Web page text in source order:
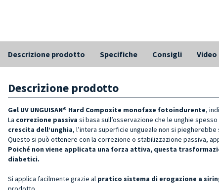
Descrizione prodotto Specifiche Consigli Video
Descrizione prodotto
Gel UV UNGUISAN® Hard Composite monofase fotoindurente,
La correzione passiva si basa sull’osservazione che le unghie
crescita dell’unghia, l’intera superficie ungueale non si
Questo si può ottenere con la correzione o stabilizzazione passiva,
Poiché non viene applicata una forza attiva, questa
diabetici.
Si applica facilmente grazie al pratico sistema di erogazione a